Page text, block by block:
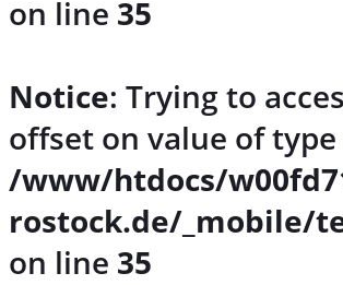
on line 35
Notice: Trying to
offset on value of
/www/htdocs/
rostock.de/_mobile/
on line 35